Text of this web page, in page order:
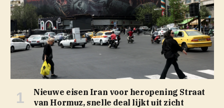
Nieuwe eisen Iran voor heropening Straat
van Hormuz, snelle deal lijkt uit zicht